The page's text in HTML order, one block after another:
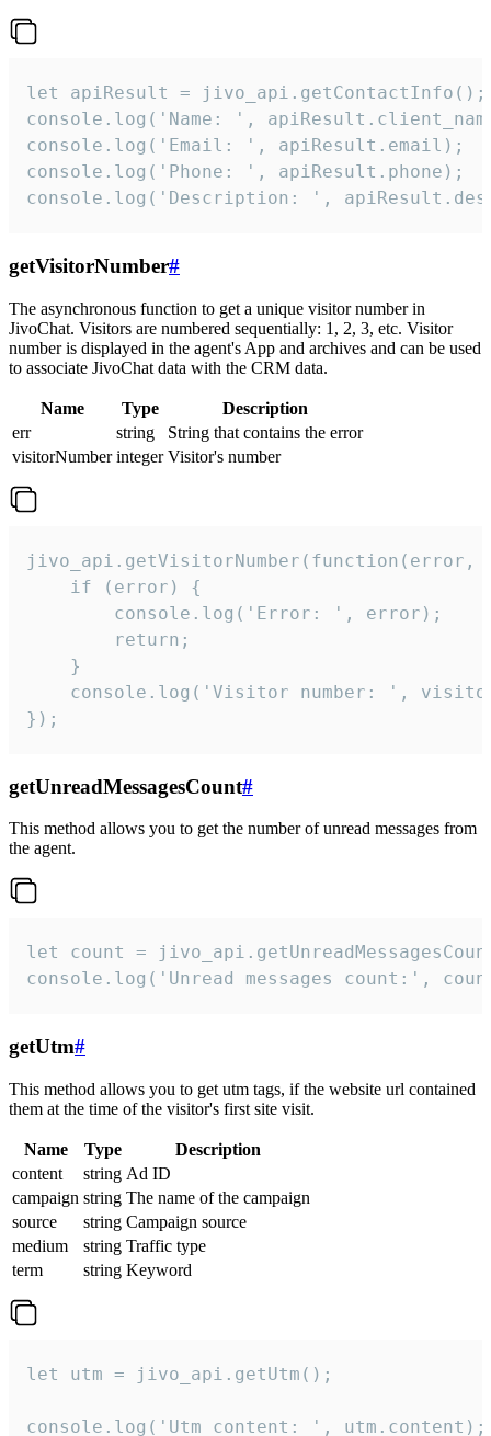
let apiResult = jivo_api.getContactInfo();
console.log('Name: ',
console.log('Email: ', apiResult.email);
console.log('Phone: ', apiResult.phone);
console.log('Description: ',
getVisitorNumber#
The asynchronous function to get a unique visitor number in
JivoChat. Visitors are numbered sequentially: 1, 2, 3, etc. Visitor
number is displayed in the agent's App and archives and can be used
to associate JivoChat data with the CRM data.
Name Type
Description
err
string
String that contains the error
visitorNumber integer Visitor's number
jivo_api.getVisitorNumber(function(error,
    if (error) {
        console.log('Error: ', error);
        return;
    }
console.log('Visitor number: ',
});
getUnreadMessagesCount#
This method allows you to get the number of unread messages from
the agent.
let count =
console.log('Unread messages count:',
getUtm#
This method allows you to get utm tags, if the website url contained
them at the time of the visitor's first site visit.
Name Type
Description
content
string Ad ID
campaign string The name of the campaign
source
string Campaign source
medium
string Traffic type
term
string Keyword
let utm = jivo_api.getUtm();
console.log('Utm content: ', utm.content);